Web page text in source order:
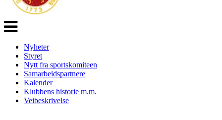
Veksle
navigasjon
Nyheter
Styret
Nytt fra sportskomiteen
Samarbeidspartnere
Kalender
Klubbens historie m.m.
Veibeskrivelse